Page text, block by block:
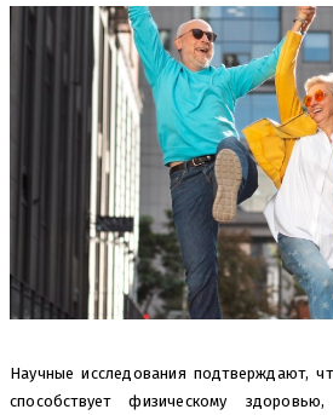
Научные исследования подтверждают,
способствует физическому